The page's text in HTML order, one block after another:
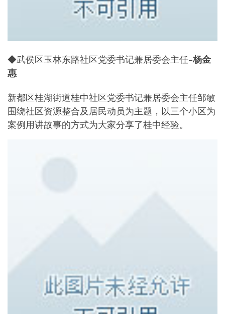
◆武侯区玉林东路社区党委书记兼居委会主任–杨金
惠
新都区桂湖街道桂中社区党委书记兼居委会主任邹敏
围绕社区资源整合及居民动员为主题，以三个小区为
案例用讲故事的方式为大家分享了桂中经验。